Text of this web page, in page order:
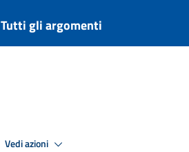
Tutti gli argomenti
Vedi azioni